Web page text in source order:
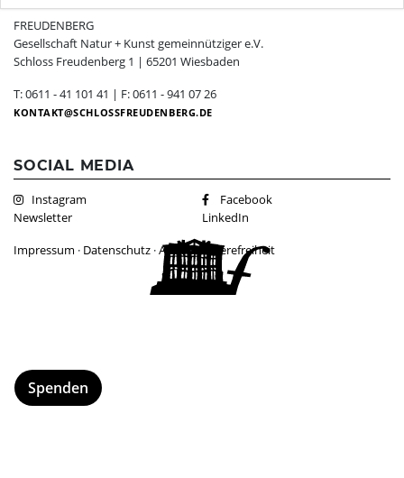
Geförderter Besuch
Seniorengruppen
Schlosscafé
Kindergeburtstag
FAQs Kindergeburtstage
Nachtmahl
Weinprobe in der Dunkelbar
Öffnungszeiten
Eintrittspreise
Ermäßigungen
Kontakt
Newsletter
Was ist das Erfahrungsfeld?
Mobiles Erfahrungsfeld
FREUDENBERG
Gesellschaft Natur + Kunst gemeinnütziger e.V.
Schloss Freudenberg 1 | 65201 Wiesbaden
T: 0611 - 41 101 41 | F: 0611 - 941 07 26
KONTAKT SCHLOSSFREUDENBERG.DE
SOCIAL MEDIA
Instagram
Facebook
Newsletter
LinkedIn
Impressum · Datenschutz ·AGBs ·Barrierefreiheit
Spenden